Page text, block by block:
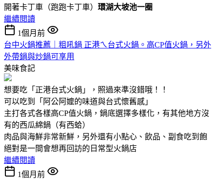
開著卡丁車（跑跑卡丁車） 環湖大坡池一圈
繼續閱讀
1個月前
台中火鍋推薦｜粗吼鍋 正港ㄟ台式火鍋。高CP值火鍋，另外
外帶鍋與炒鍋可享用
美味食記
想要吃「正港台式火鍋」，照過來準沒錯哦！！
可以吃到「阿公阿嬤的味道與台式懷舊感」
主打各式各樣高CP值火鍋，鍋底選擇多樣化，有其他地方沒
有的西瓜綿鍋（有西蛤）
肉品與海鮮非常新鮮，另外還有小點心、飲品、副食吃到飽
絕對是一間會想再回訪的日常型火鍋店
繼續閱讀
1個月前